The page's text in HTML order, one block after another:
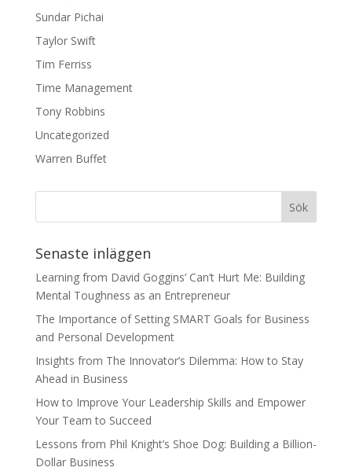
Sundar Pichai
Taylor Swift
Tim Ferriss
Time Management
Tony Robbins
Uncategorized
Warren Buffet
Senaste inläggen
Learning from David Goggins’ Can’t Hurt Me: Building
Mental Toughness as an Entrepreneur
The Importance of Setting SMART Goals for Business
and Personal Development
Insights from The Innovator’s Dilemma: How to Stay
Ahead in Business
How to Improve Your Leadership Skills and Empower
Your Team to Succeed
Lessons from Phil Knight’s Shoe Dog: Building a Billion-
Dollar Business